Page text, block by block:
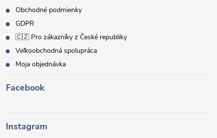
Obchodné podmienky
GDPR
🇨🇿 Pro zákazníky z České republiky
Veľkoobchodná spolupráca
Moja objednávka
Facebook
Instagram